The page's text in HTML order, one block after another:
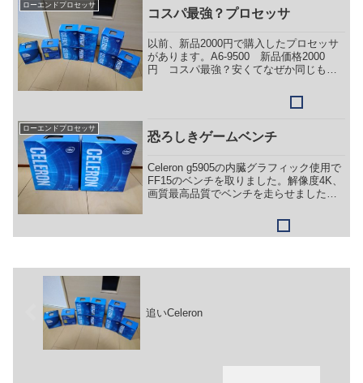
ローエンドプロセッサ
コスパ最強？プロセッサ
以前、新品2000円で購入したプロセッサ
があります。A6-9500 新品価格2000
円 コスパ最強？安くてなぜか同じもの
Celeronの一番下より低いのは知っていま
したので、ずっとしまってありましたが
ローエンドプロセッサ
恐ろしきゲームベンチ
Celeron g5905の内臓グラフィック使用で
FF15のベンチを取りました。解像度4K、
画質最高品質でベンチを走らせました
は117でした。紙芝居どころかスローモー
ション状態でした。お世辞でもゲー...
追いCeleron